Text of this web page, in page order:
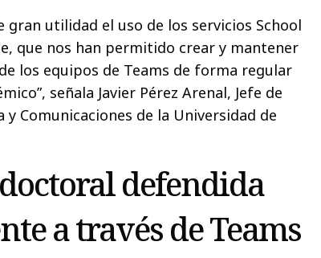
gran utilidad el uso de los servicios School
que nos han permitido crear y mantener
los equipos de Teams de forma regular
señala Javier Pérez Arenal, Jefe de
Comunicaciones de la Universidad de
defendida
a través de Teams